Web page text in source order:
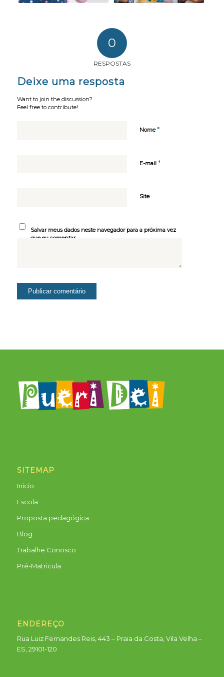
0
RESPOSTAS
Deixe uma resposta
Want to join the discussion?
Feel free to contribute!
Nome*
E-mail *
Site
Salvar meus dados neste navegador para a próxima vez
que eu comentar.
SITEMAP
Inicio
Escola
Proposta pedagógica
Blog
Trabalhe Conosco
Pré-Matricula
ENDEREÇO
Rua Luiz Fernandes Reis, 443 – Praia da Costa, Vila Velha –
ES, 29101-120